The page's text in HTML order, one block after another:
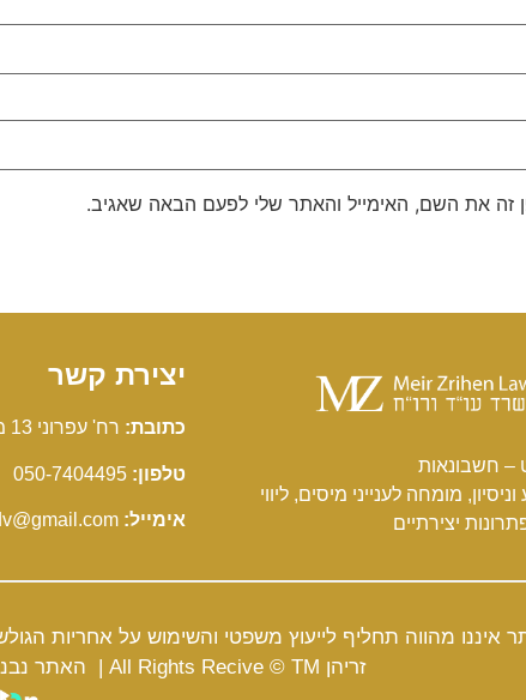
זה את השם, האימייל והאתר שלי לפעם הבאה שאגיב.
– חשבונאות
וניסיון, מומחה לענייני מיסים, ליווי
יצירתיים
יצירת קשר
כתובת: רח' עפרוני 13 מודיעין
טלפון:
אימייל:
איננו מהווה תחליף לייעוץ משפטי והשימוש על אחריות
זריהן All Rights Recive © TM |
האתר